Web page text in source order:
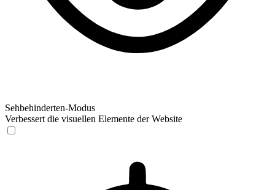
Sehbehinderten-Modus
Verbessert die visuellen Elemente der Website